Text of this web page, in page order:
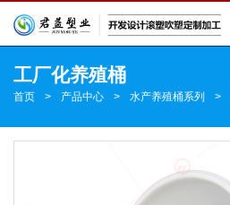
工厂化养殖桶
首页 > 产品中心 > 水产养殖桶系列 >